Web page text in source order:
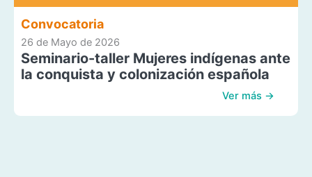
Convocatoria
26 de Mayo de 2026
Seminario-taller Mujeres indígenas ante
la conquista y colonización española
Ver más →